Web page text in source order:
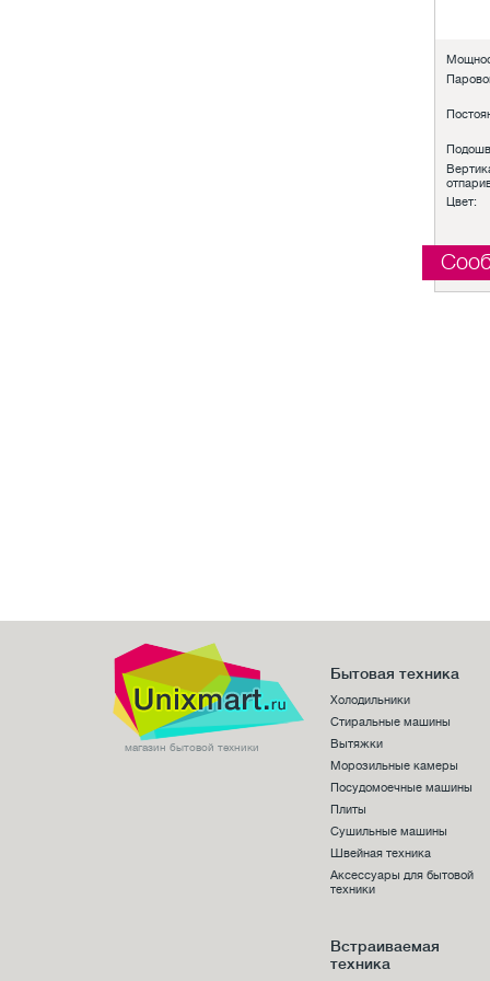
Цвет:
магазин бытовой техники
Бытовая техника
Холодильники
Стиральные машины
Вытяжки
Морозильные камеры
Посудомоечные машины
Плиты
Сушильные машины
Швейная техника
Аксессуары для бытовой
техники
Встраиваемая
техника